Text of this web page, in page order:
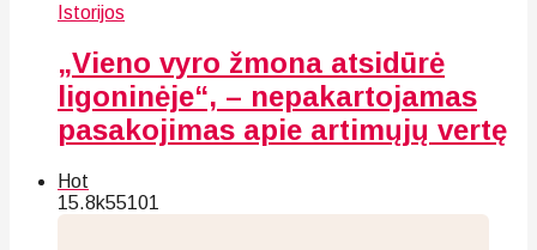
Istorijos
„Vieno vyro žmona atsidūrė
ligoninėje“, – nepakartojamas
pasakojimas apie artimųjų vertę
Hot
15.8k55101